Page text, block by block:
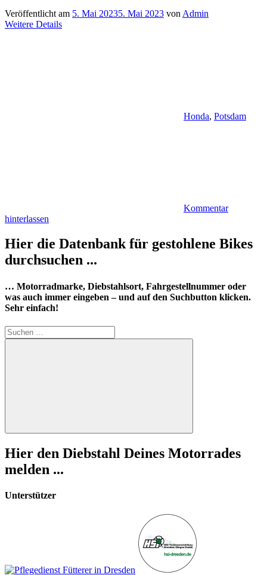
Veröffentlicht am 5. Mai 20235. Mai 2023 von Admin
Weitere Details
Honda, Potsdam
Kommentar
hinterlassen
Hier die Datenbank für gestohlene Bikes
durchsuchen ...
… Motorradmarke, Diebstahlsort, Fahrgestellnummer oder
was auch immer eingeben – und auf den Suchbutton klicken.
Sehr einfach!
Suchen
nach:
Suchen
Hier den Diebstahl Deines Motorrades
melden ...
Unterstützer